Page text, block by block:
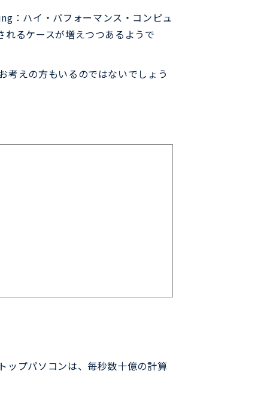
：ハイ・パフォーマンス・コンピュ
るケースが増えつつあるようで
考えの方もいるのではないでしょう
ップパソコンは、毎秒数十億の計算